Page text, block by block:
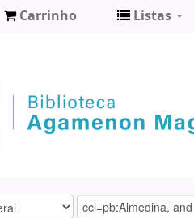
Carrinho Listas